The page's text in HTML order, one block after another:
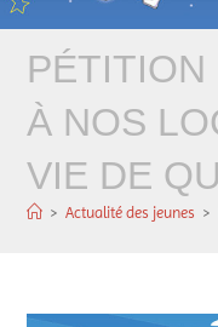
PÉTITION
À NOS
VIE DE
> Actualité des jeunes >